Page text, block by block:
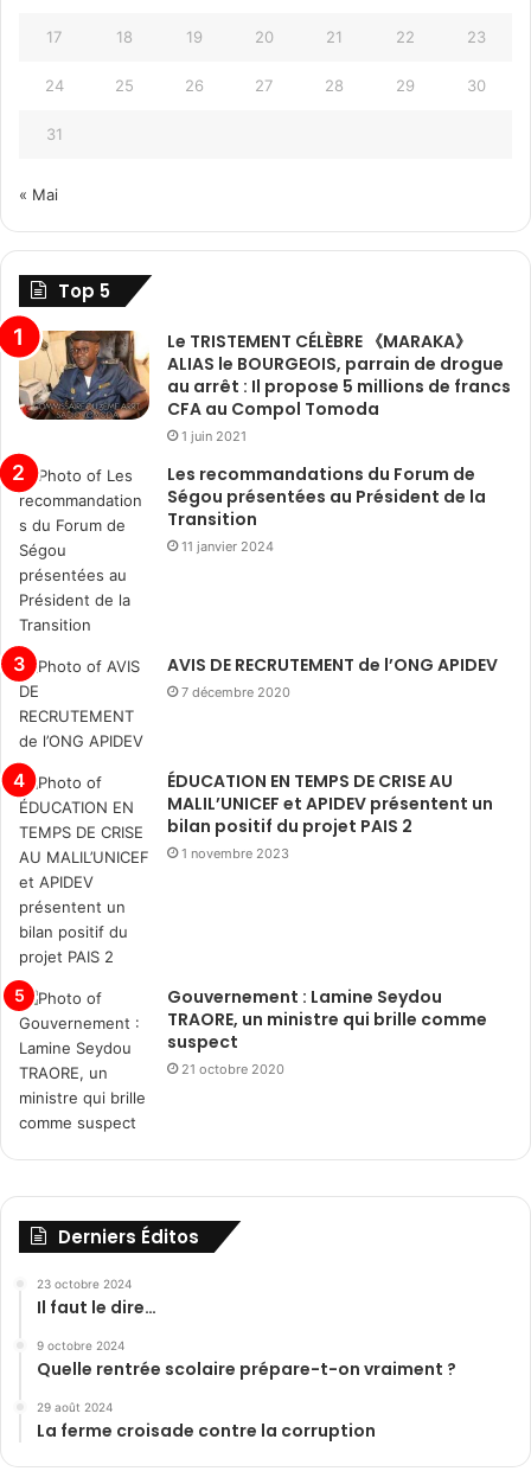
17 18 19 20 21 22 23
24 25 26 27 28 29 30
31
« Mai
Top 5
Le TRISTEMENT CÉLÈBRE 《MARAKA》
ALIAS le BOURGEOIS, parrain de drogue
au arrêt : Il propose 5 millions de francs
CFA au Compol Tomoda
1 juin 2021
Les recommandations du Forum de
Ségou présentées au Président de la
Transition
11 janvier 2024
AVIS DE RECRUTEMENT de l’ONG APIDEV
7 décembre 2020
ÉDUCATION EN TEMPS DE CRISE AU
MALIL’UNICEF et APIDEV présentent un
bilan positif du projet PAIS 2
1 novembre 2023
Gouvernement : Lamine Seydou
TRAORE, un ministre qui brille comme
suspect
21 octobre 2020
Derniers Éditos
23 octobre 2024
Il faut le dire…
9 octobre 2024
Quelle rentrée scolaire prépare-t-on vraiment ?
29 août 2024
La ferme croisade contre la corruption